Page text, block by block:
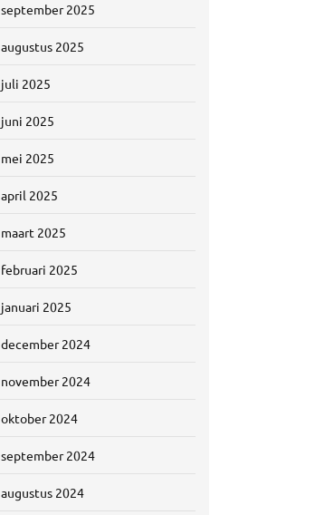
september 2025
augustus 2025
juli 2025
juni 2025
mei 2025
april 2025
maart 2025
februari 2025
januari 2025
december 2024
november 2024
oktober 2024
september 2024
augustus 2024